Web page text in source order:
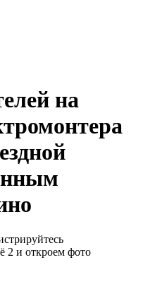
на
2 и откроем фото